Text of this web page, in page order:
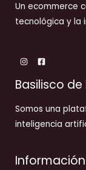
Un ecommerce
tecnológica y la
Basilisco de
Somos una
inteligencia
Información